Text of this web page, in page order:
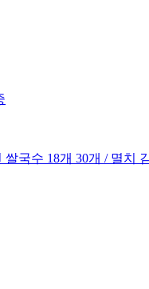
쌀국수 18개 30개 / 멸치